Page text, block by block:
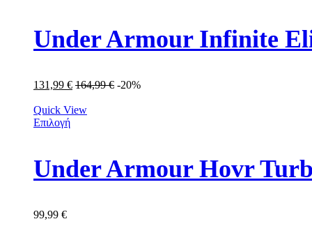
Under Armour Infinite
131,99 € 164,99€ -20%
Quick View
Επιλογή
Under Armour Hovr
99,99 €